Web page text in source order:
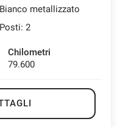
Bianco metallizzato
Posti: 2
Chilometri
79.600